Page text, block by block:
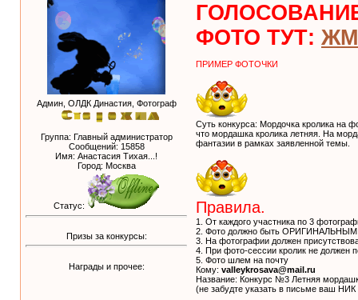
Админ, ОЛДК Династия, Фотограф
Группа: Главный администратор
Сообщений: 15858
Имя: Анастасия Тихая...!
Город: Москва
Статус:
Призы за конкурсы:
Награды и прочее:
ФОТО ТУТ:
ПРИМЕР ФОТОЧКИ
Суть конкурса: Мордочка кролика на
что мордашка кролика летняя. На
фантазии в рамках заявленной темы.
Правила.
1. От каждого участника по 3
2. Фото должно быть ОРИГИНАЛЬНЫМ
3. На фотографии должен
4. При фото-сессии кролик не должен
5. Фото шлем на почту
Кому: valleykrosava@mail.ru
Название: Конкурс №3 Летняя
(не забудте указать в письме ваш